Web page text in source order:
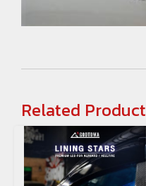
Related Product